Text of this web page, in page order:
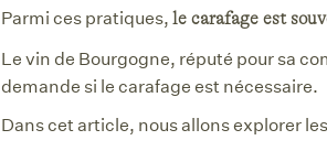
Parmi ces pratiques, le carafage est
Le vin de Bourgogne, réputé pour sa
demande si le carafage est nécessaire.
Dans cet article, nous allons explorer